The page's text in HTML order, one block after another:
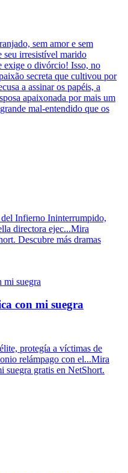
sem amor e sem
irresistível marido
exige o divórcio! Isso, no
secreta que cultivou por
a assinar os papéis, a
apaixonada por mais um
mal-entendido que os
del Infierno Ininterrumpido,
directora ejec...Mira
Descubre más dramas
con mi suegra
protegía a víctimas de
relámpago con el...Mira
suegra gratis en NetShort.